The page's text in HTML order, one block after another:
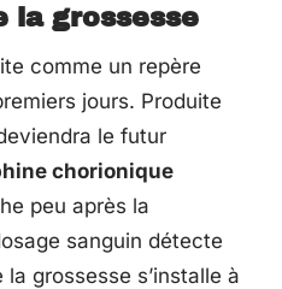
la grossesse
comme un repère
jours. Produite
le futur
chorionique
peu après la
sanguin détecte
grossesse s’installe à